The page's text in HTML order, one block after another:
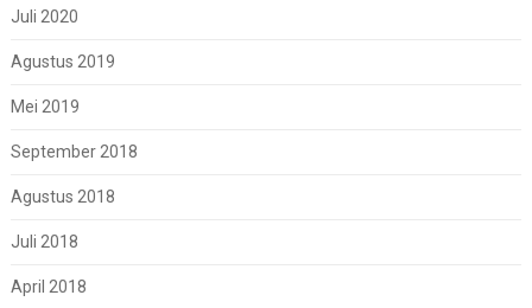
Juli 2020
Agustus 2019
Mei 2019
September 2018
Agustus 2018
Juli 2018
April 2018